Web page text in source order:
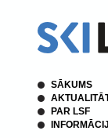
SĀKUMS
PAR LSF